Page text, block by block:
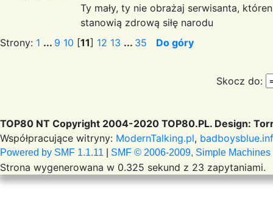
Ty mały, ty nie obrażaj serwisanta,
stanowią zdrową siłę narodu
Strony: 1 ... 9 10 [11] 12 13 ... 35 Do góry
Skocz do:
TOP80 NT Copyright 2004-2020 TOP80.PL. Design:
Współpracujące witryny: ModernTalking.pl,
Powered by SMF 1.1.11 SMF © 2006-2009, Simple Machines
Strona wygenerowana w 0.325 sekund z 23 zapytaniami.